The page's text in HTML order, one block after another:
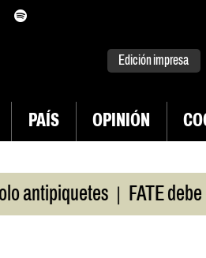
instagram
Edición impresa
PAÍS OPINIÓN
| FATE debe